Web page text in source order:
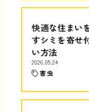
快適な住まい
すシミを寄せ
い方法
2026.05.24
害虫